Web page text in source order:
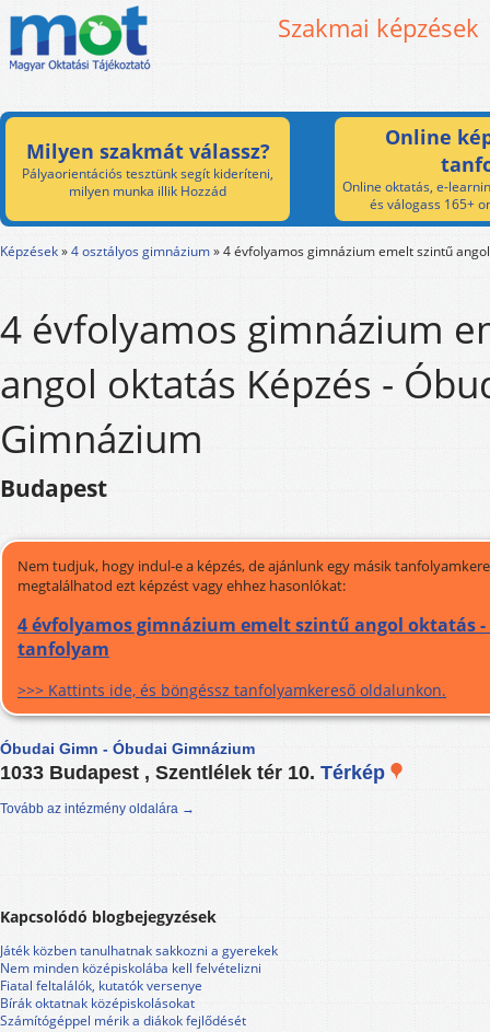
Szakmai képzések
Milyen szakmát válassz?
Pályaorientációs tesztünk segít kideríteni,
milyen munka illik Hozzád
Online
Online oktatás, e-
és válogass 165+
Képzések»4 osztályos gimnázium»4 évfolyamos gimnázium emelt szintű
4 évfolyamos gimnázium
angol oktatás Képzés -
Gimnázium
Budapest
Nem tudjuk, hogy indul-e a képzés, de ajánlunk egy másik
megtalálhatod ezt képzést vagy ehhez hasonlókat:
4 évfolyamos gimnázium emelt szintű angol oktatás -
tanfolyam
>>> Kattints ide, és böngéssz tanfolyamkereső oldalunkon.
Óbudai Gimn - Óbudai Gimnázium
1033 Budapest , Szentlélek tér 10. Térkép
Tovább az intézmény oldalára →
Kapcsolódó blogbejegyzések
Játék közben tanulhatnak sakkozni a gyerekek
Nem minden középiskolába kell felvételizni
Fiatal feltalálók, kutatók versenye
Bírák oktatnak középiskolásokat
Számítógéppel mérik a diákok fejlődését